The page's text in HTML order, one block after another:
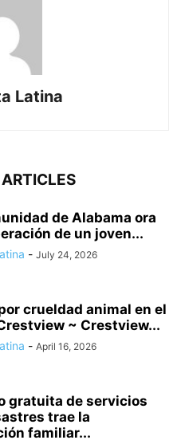
Latina
de Alabama ora
de un joven...
- July 24, 2026
crueldad animal en el
~ Crestview...
- April 16, 2026
gratuita de servicios
trae la
familiar...